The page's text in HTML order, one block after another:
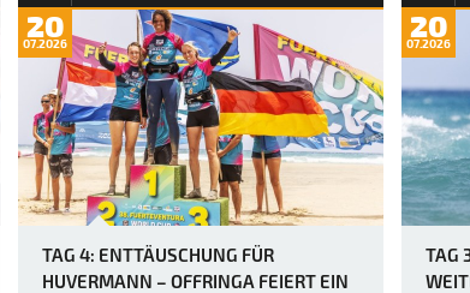
war zwar schon immer als extrem windig
angekündigt worden, doch bei Berichten von
Windböen von bis zu 50 Knoten hätten sich
viele wohl kaum vorstellen können, wie
brutal es in Sotavento manchmal zug…
den
20
07.2026
TAG 4: ENTTÄUSCHUNG FÜR
HUVERMANN – OFFRINGA FEIERT EIN
20
07.2026
TAG